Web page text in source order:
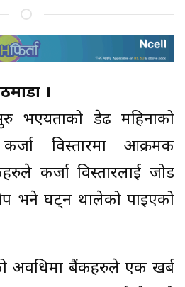
।
भएयताको डेढ महिनाको
विस्तारमा आक्रमक
कर्जा विस्तारलाई जोड
भने घट्न थालेको पाइएको
अवधिमा बैंकहरुले एक खर्ब